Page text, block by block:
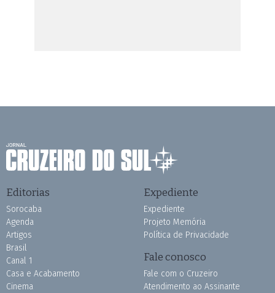
Editorias
Sorocaba
Agenda
Artigos
Brasil
Canal 1
Casa e Acabamento
Cinema
Expediente
Expediente
Projeto Memória
Política de Privacidade
Fale conosco
Fale com o Cruzeiro
Atendimento ao Assinante